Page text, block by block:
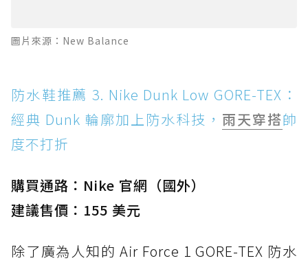
圖片來源：New Balance
防水鞋推薦 3. Nike Dunk Low GORE-TEX：
經典 Dunk 輪廓加上防水科技， 雨天穿搭帥
度不打折
購買通路：Nike 官網（國外）
建議售價：155 美元
除了廣為人知的 Air Force 1 GORE-TEX 防水